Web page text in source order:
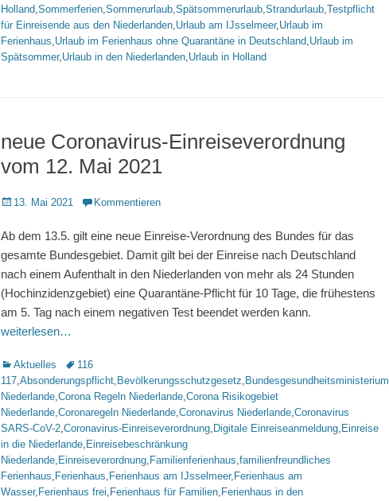
Holland,Sommerferien,Sommerurlaub,Spätsommerurlaub,Strandurlaub,Testpflicht
für Einreisende aus den Niederlanden,Urlaub am IJsselmeer,Urlaub im
Ferienhaus,Urlaub im Ferienhaus ohne Quarantäne in Deutschland,Urlaub im
Spätsommer,Urlaub in den Niederlanden,Urlaub in Holland
neue Coronavirus-Einreiseverordnung
vom 12. Mai 2021
Veröffentlicht
13. Mai 2021 Kommentieren
Ab dem 13.5. gilt eine neue Einreise-Verordnung des Bundes für das
gesamte Bundesgebiet. Damit gilt bei der Einreise nach Deutschland
nach einem Aufenthalt in den Niederlanden von mehr als 24 Stunden
(Hochinzidenzgebiet) eine Quarantäne-Pflicht für 10 Tage, die frühestens
am 5. Tag nach einem negativen Test beendet werden kann.
weiterlesen…
Kategorien
Aktuelles Schlagworte
116
117,Absonderungspflicht, Bevölkerungsschutzgesetz, Bundesgesundheitsministerium
Niederlande,Corona Regeln Niederlande,Corona Risikogebiet
Niederlande,Coronaregeln Niederlande,Coronavirus Niederlande,Coronavirus
SARS-CoV-2,Coronavirus-Einreiseverordnung, Digitale Einreiseanmeldung, Einreise
in die Niederlande, Einreisebeschränkung
Niederlande, Einreiseverordnung, Familienferienhaus,familienfreundliches
Ferienhaus, Ferienhaus, Ferienhaus am IJsselmeer, Ferienhaus am
Wasser, Ferienhaus frei, Ferienhaus für Familien, Ferienhaus in den